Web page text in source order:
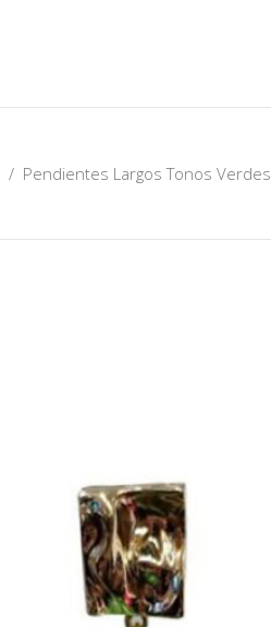
/ Pendientes Largos Tonos Verdes